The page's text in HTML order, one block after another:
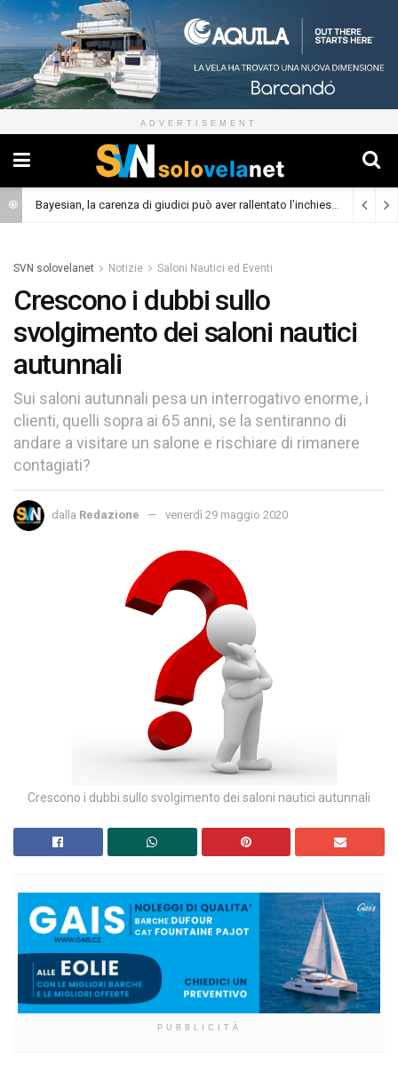
ADVERTISEMENT
Bayesian, la carenza di giudici può aver rallentato l’inchiesta (Cronaca)
SVN solovelanet Notizie Saloni Nautici ed Eventi
Crescono i dubbi sullo
svolgimento dei saloni nautici
autunnali
Sui saloni autunnali pesa un interrogativo enorme, i
clienti, quelli sopra ai 65 anni, se la sentiranno di
andare a visitare un salone e rischiare di rimanere
contagiati?
dalla Redazione venerdì 29 maggio 2020
Crescono i dubbi sullo svolgimento dei saloni nautici autunnali
PUBBLICITÀ